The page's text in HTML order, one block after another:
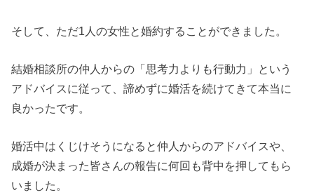
そして、ただ1人の女性と婚約することができました。
結婚相談所の仲人からの「思考力よりも行動力」という
アドバイスに従って、諦めずに婚活を続けてきて本当に
良かったです。
婚活中はくじけそうになると仲人からのアドバイスや、
成婚が決まった皆さんの報告に何回も背中を押してもら
いました。